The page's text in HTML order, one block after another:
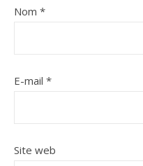
Nom *
E-mail *
Site web